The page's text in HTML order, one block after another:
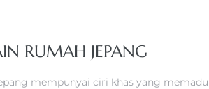
RUMAH JEPANG
mempunyai ciri khas yang